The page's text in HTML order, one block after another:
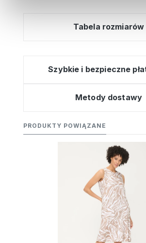
Tabela rozmiarów
Szybkie i bezpieczne
Metody dostawy
PRODUKTY POWIĄZANE